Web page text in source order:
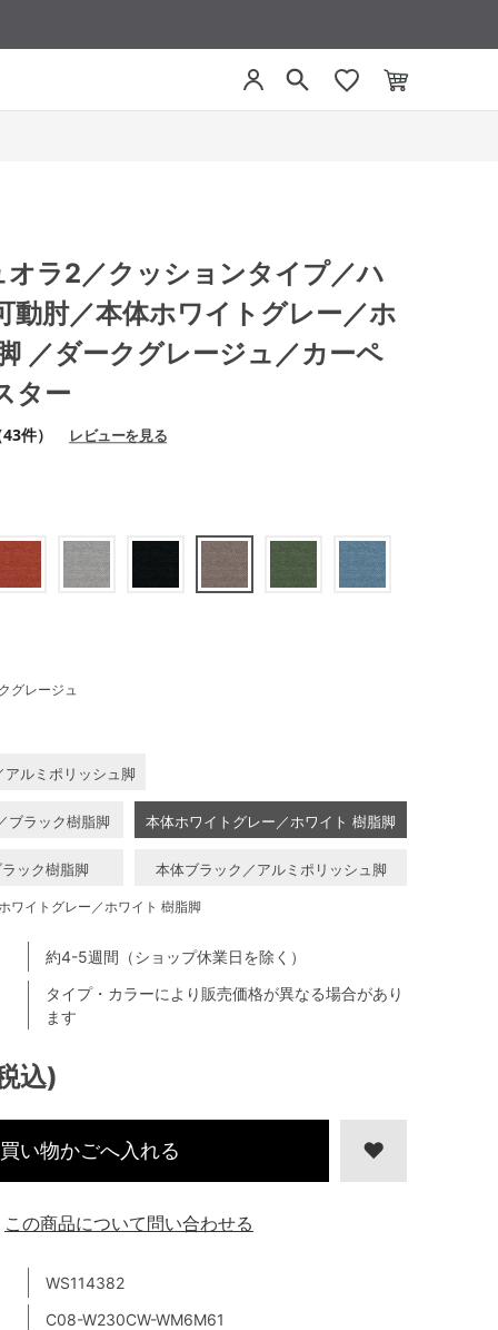
ラ2／クッションタイプ／ハ
動肘／本体ホワイトグレー／ホ
／ダークグレージュ／カーペ
ター
43件） レビューを見る
込)
WS114382
C08-W230CW-WM6M61
タイプ・カラーにより販売価格が異なる場合があり
ます
約4-5週間（ショップ休業日を除く）
グレージュ
ルミポリッシュ脚
ブラック樹脂脚 本体ホワイトグレー／ホワイト 樹脂脚
ック樹脂脚 本体ブラック／アルミポリッシュ脚
ワイトグレー／ホワイト 樹脂脚
買い物かごへ入れる
この商品について問い合わせる